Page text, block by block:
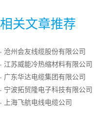
相关文章推荐
· 沧州会友线缆股份有限公司
· 江苏威能冷热缩材料有限公司
· 广东华达电缆集团有限公司
· 宁波拓贸隆电子科技有限公司
· 上海飞航电线电缆公司